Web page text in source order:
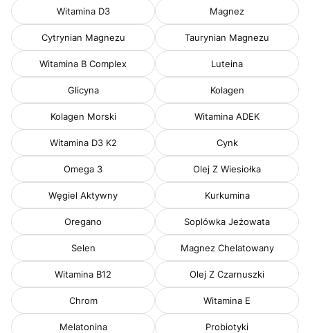
Witamina D3 Magnez
Cytrynian Magnezu Taurynian Magnezu
Witamina B Complex Luteina
Glicyna Kolagen
Kolagen Morski Witamina ADEK
Witamina D3 K2 Cynk
Omega 3 Olej Z Wiesiołka
Węgiel Aktywny Kurkumina
Oregano Soplówka Jeżowata
Selen Magnez Chelatowany
Witamina B12 Olej Z Czarnuszki
Chrom Witamina E
Melatonina Probiotyki